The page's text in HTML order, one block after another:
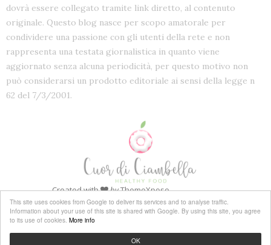
OK
This site uses cookies from Google to deliver its services and to analyse traffic.
Information about your use of this site is shared with Google. By using this site, you agree
to its use of cookies. More info
dovrà essere collegato tramite link diretto, al contenuto
originale. Questo blog nasce per scopo amatorale per
condividere una passione con gli utenti della rete e non
rappresenta una testata giornalistica in quanto viene
aggiornato senza alcuna periodicità, per questo motivo non
può considerarsi un prodotto editoriale ai sensi della legge n
62 del 7/3/2001.
Created with byThemeXpose